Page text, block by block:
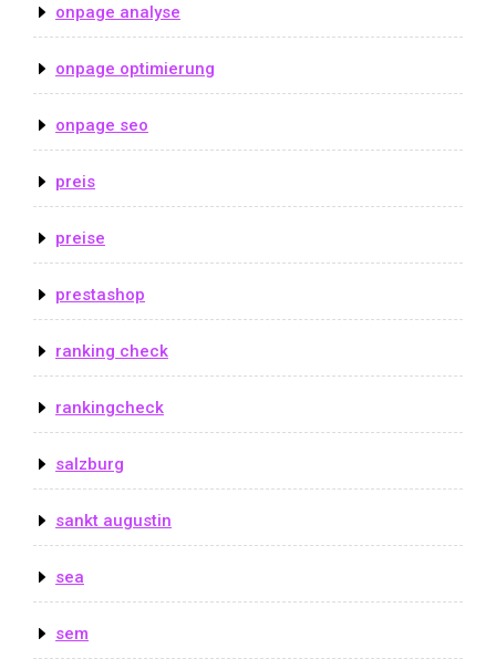
onpage analyse
onpage optimierung
onpage seo
preis
preise
prestashop
ranking check
rankingcheck
salzburg
sankt augustin
sea
sem